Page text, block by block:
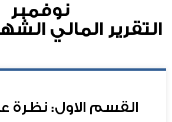
نوفمبر
التقرير المالي
القسم الاول: نظرة